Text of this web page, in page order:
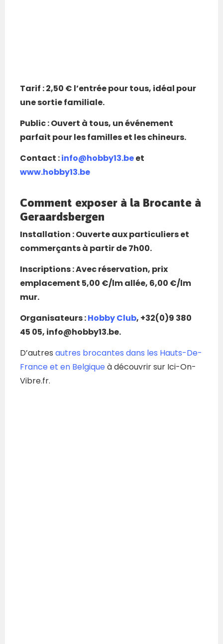
Tarif : 2,50 € l’entrée pour tous, idéal pour
une sortie familiale.
Public : Ouvert à tous, un événement
parfait pour les familles et les chineurs.
Contact :info@hobby13.beet
www.hobby13.be
Comment exposer à la Brocante à
Geraardsbergen
Installation : Ouverte aux particuliers et
commerçants à partir de 7h00.
Inscriptions : Avec réservation, prix
emplacement 5,00 €/lm allée, 6,00 €/lm
mur.
Organisateurs :Hobby Club, +32(0)9 380
45 05, info@hobby13.be.
D’autres autres brocantes dans les Hauts-De-
France et en Belgiqueà découvrir sur Ici-On-
Vibre.fr.